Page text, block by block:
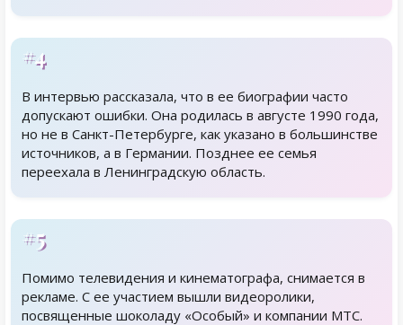
#4
В интервью рассказала, что в ее биографии часто
допускают ошибки. Она родилась в августе 1990 года,
но не в Санкт-Петербурге, как указано в большинстве
источников, а в Германии. Позднее ее семья
переехала в Ленинградскую область.
#5
Помимо телевидения и кинематографа, снимается в
рекламе. С ее участием вышли видеоролики,
посвященные шоколаду «Особый» и компании МТС.